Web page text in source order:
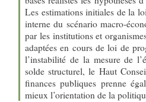
Les estimations initiales de la
interne du scénario macro-
par les institutions et
adaptées en cours de loi de
l’instabilité de la mesure de
solde structurel, le Haut
finances publiques prenne
mieux l’orientation de la